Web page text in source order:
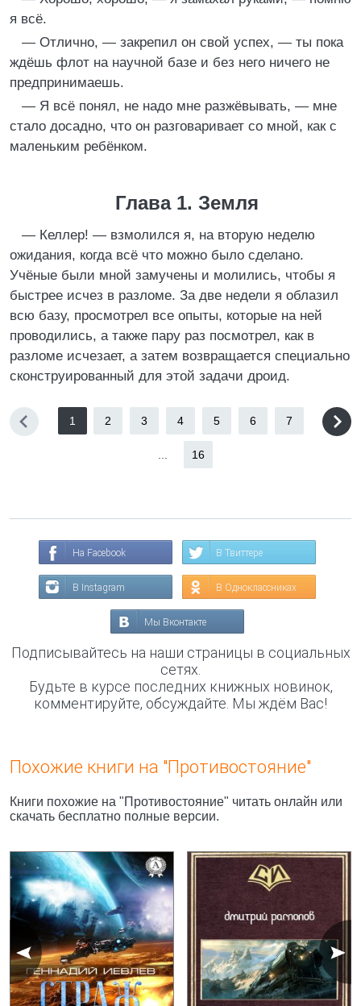
я всё.
— Отлично, — закрепил он свой успех, — ты пока
ждёшь флот на научной базе и без него ничего не
предпринимаешь.
— Я всё понял, не надо мне разжёвывать, — мне
стало досадно, что он разговаривает со мной, как с
маленьким ребёнком.
Глава 1. Земля
— Келлер! — взмолился я, на вторую неделю
ожидания, когда всё что можно было сделано.
Учёные были мной замучены и молились, чтобы я
быстрее исчез в разломе. За две недели я облазил
всю базу, просмотрел все опыты, которые на ней
проводились, а также пару раз посмотрел, как в
разломе исчезает, а затем возвращается специально
сконструированный для этой задачи дроид.
1 2 3 4 5 6 7
16
На Facebook В Твиттере
В Instagram В Одноклассниках
Мы Вконтакте
Подписывайтесь на наши страницы в социальных
сетях.
Будьте в курсе последних книжных новинок,
комментируйте, обсуждайте. Мы ждём Вас!
Похожие книги на "Противостояние"
Книги похожие на "Противостояние" читать онлайн или
скачать бесплатно полные версии.